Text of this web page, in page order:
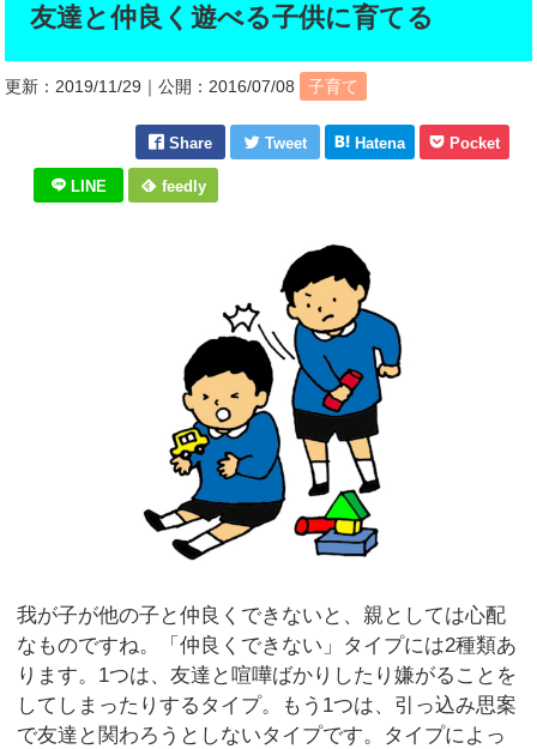
友達と仲良く遊べる子供に育てる
更新：2019/11/29 ｜公開：2016/07/08 子育て
Share Tweet Hatena Pocket
LINE feedly
我が子が他の子と仲良くできないと、親としては心配
なものですね。「仲良くできない」タイプには2種類あ
ります。1つは、友達と喧嘩ばかりしたり嫌がることを
してしまったりするタイプ。もう1つは、引っ込み思案
で友達と関わろうとしないタイプです。タイプによっ